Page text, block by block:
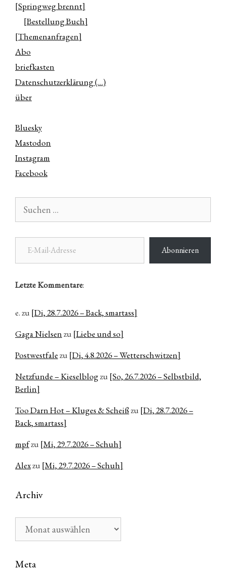
[Springweg brennt]
[Bestellung Buch]
[Themenanfragen]
Abo
briefkasten
Datenschutzerklärung (…)
über
Bluesky
Mastodon
Instagram
Facebook
nach:
E-Mail-Adresse
Abonnieren
Letzte Kommentare:
e.zu [Di, 28.7.2026 – Back, smartass]
Gaga Nielsenzu [Liebe und so]
Postwestfalezu [Di, 4.8.2026 – Wetterschwitzen]
Netzfunde – Kieselblogzu [So, 26.7.2026 – Selbstbild,
Berlin]
Too Darn Hot – Kluges & Scheißzu [Di, 28.7.2026 –
Back, smartass]
mpfzu [Mi, 29.7.2026 – Schuh]
Alexzu [Mi, 29.7.2026 – Schuh]
Archiv
Meta